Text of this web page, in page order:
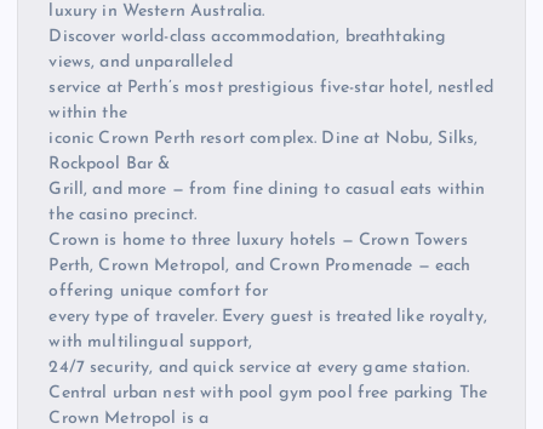
luxury in Western Australia.
Discover world-class accommodation, breathtaking
views, and unparalleled
service at Perth’s most prestigious five-star hotel, nestled
within the
iconic Crown Perth resort complex. Dine at Nobu, Silks,
Rockpool Bar &
Grill, and more — from fine dining to casual eats within
the casino precinct.
Crown is home to three luxury hotels — Crown Towers
Perth, Crown Metropol, and Crown Promenade — each
offering unique comfort for
every type of traveler. Every guest is treated like royalty,
with multilingual support,
24/7 security, and quick service at every game station.
Central urban nest with pool gym pool free parking The
Crown Metropol is a